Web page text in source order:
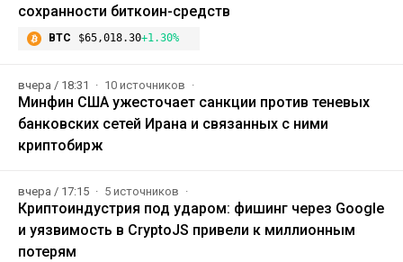
сохранности биткоин-средств
BTC $65,018.30+1.30%
вчера / 18:31 10 источников
Минфин США ужесточает санкции против теневых
банковских сетей Ирана и связанных с ними
криптобирж
вчера / 17:15 5 источников
Криптоиндустрия под ударом: фишинг через Google
и уязвимость в CryptoJS привели к миллионным
потерям